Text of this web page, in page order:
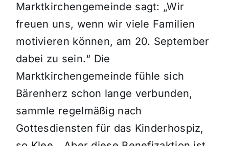
Marktkirchengemeinde sagt: „Wir
freuen uns, wenn wir viele Familien
motivieren können, am 20. September
dabei zu sein.“ Die
Marktkirchengemeinde fühle sich
Bärenherz schon lange verbunden,
sammle regelmäßig nach
Gottesdiensten für das Kinderhospiz,